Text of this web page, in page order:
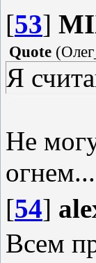
[53]
Quote (
Я
Не
[54]
Всем